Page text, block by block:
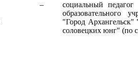
–
социальный
образовательного
"Город Архангельск"
соловецких юнг" (по